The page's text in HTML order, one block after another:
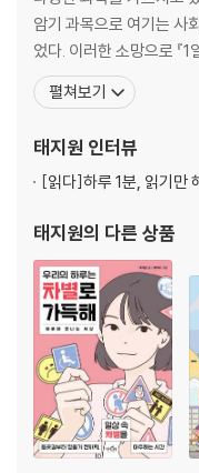
기본소득을 실험해 보았습
하고 싶은 일을 선택할 자
싫은 일에 ‘NO’라고 말할 수
참고 문헌
암기 과목으로 여기는 사
었다. 이러한 소망으로 『1
주의 사회, 빈부격차는 당
『자본주의를 부탁해』, 『
『독도를 부탁해』, 『미술관
펼쳐보기
태지원 인터뷰
[읽다]하루 1분, 읽기만
태지원의 다른 상품